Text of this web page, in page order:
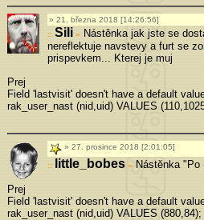
21. března 2018 [14:26:56]
Sili »
Nástěnka jak jste se
nereflektuje navstevy a furt se
prispevkem... Kterej je muj
Prej
Field 'lastvisit' doesn't have a default
rak_user_nast (nid,uid) VALUES
27. prosince 2018 [2:01:05]
little_bobes» Nástěnka
Prej
Field 'lastvisit' doesn't have a default
rak_user_nast (nid,uid) VALUES (880,84);